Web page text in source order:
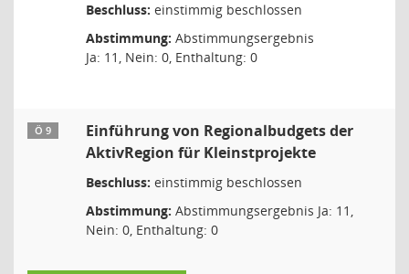
Beschluss: einstimmig beschlossen
Abstimmung: Abstimmungsergebnis
Ja: 11, Nein: 0, Enthaltung: 0
Ö 9
Einführung von Regionalbudgets der
AktivRegion für Kleinstprojekte
Beschluss: einstimmig beschlossen
Abstimmung: Abstimmungsergebnis Ja: 11,
Nein: 0, Enthaltung: 0